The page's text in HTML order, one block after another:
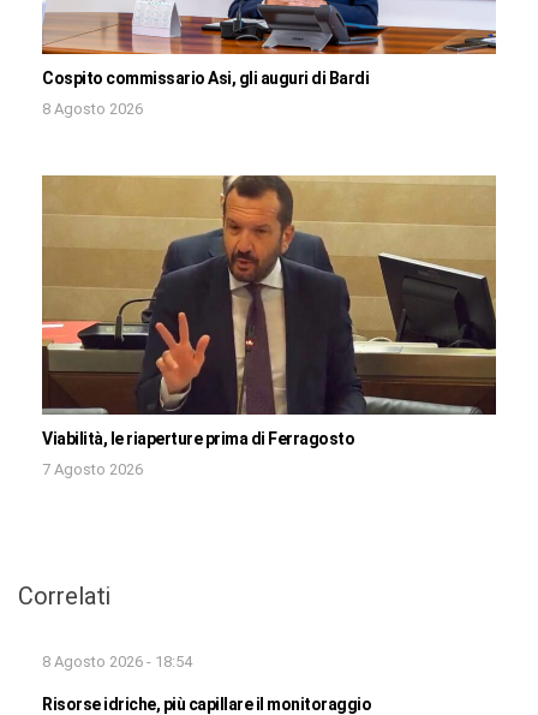
Cospito commissario Asi, gli auguri di Bardi
8 Agosto 2026
Viabilità, le riaperture prima di Ferragosto
7 Agosto 2026
Correlati
8 Agosto 2026 - 18:54
Risorse idriche, più capillare il monitoraggio